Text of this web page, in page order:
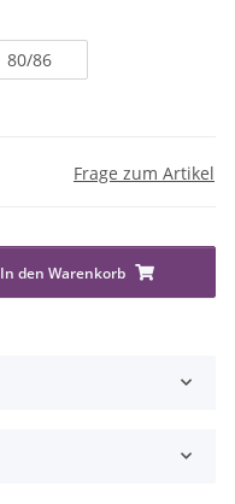
80/86
Frage zum Artikel
In den Warenkorb